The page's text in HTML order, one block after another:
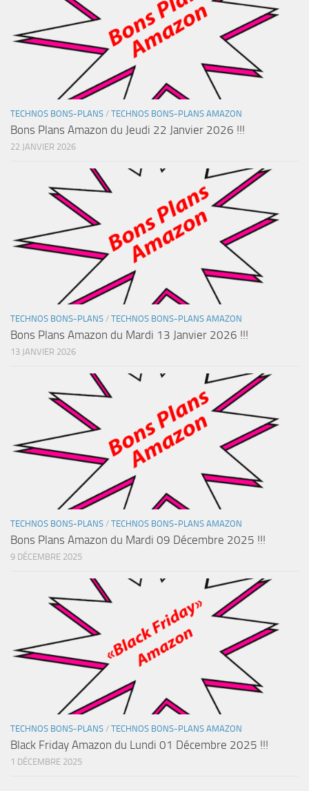
TECHNOS BONS-PLANS / TECHNOS BONS-PLANS AMAZON
Bons Plans Amazon du Jeudi 22 Janvier 2026 !!!
22 JANVIER 2026
TECHNOS BONS-PLANS / TECHNOS BONS-PLANS AMAZON
Bons Plans Amazon du Mardi 13 Janvier 2026 !!!
13 JANVIER 2026
TECHNOS BONS-PLANS / TECHNOS BONS-PLANS AMAZON
Bons Plans Amazon du Mardi 09 Décembre 2025 !!!
9 DÉCEMBRE 2025
TECHNOS BONS-PLANS / TECHNOS BONS-PLANS AMAZON
Black Friday Amazon du Lundi 01 Décembre 2025 !!!
1 DÉCEMBRE 2025